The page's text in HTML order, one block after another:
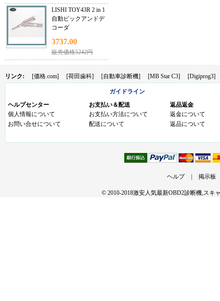
LISHI TOY43R 2 in 1
自動ピックアンドデ
コーダ
3737.00
販売価格5242円
リンク: [価格.com] [荷田歯科] [自動車診断機] [MB Star C3] [Digiprog3]
ガイドライン
ヘルプセンター
個人情報について
お問い合せについて
お支払い＆配送
お支払い方法について
配送について
返品返金
返金について
返品について
ヘルプ 掲示板
© 2010-2018激安人気最新OBD2診断機,スキ